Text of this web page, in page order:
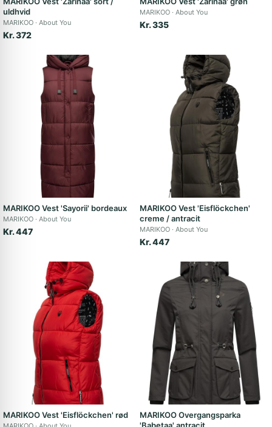
uldhvid
MARIKOO About You
Kr. 372
MARIKOO About You
Kr. 335
MARIKOO Vest 'Sayorii' bordeaux
MARIKOO About You
Kr. 447
MARIKOO Vest 'Eisflöckchen'
creme / antracit
MARIKOO About You
Kr. 447
MARIKOO Vest 'Eisflöckchen' rød
MARIKOO Overgangsparka